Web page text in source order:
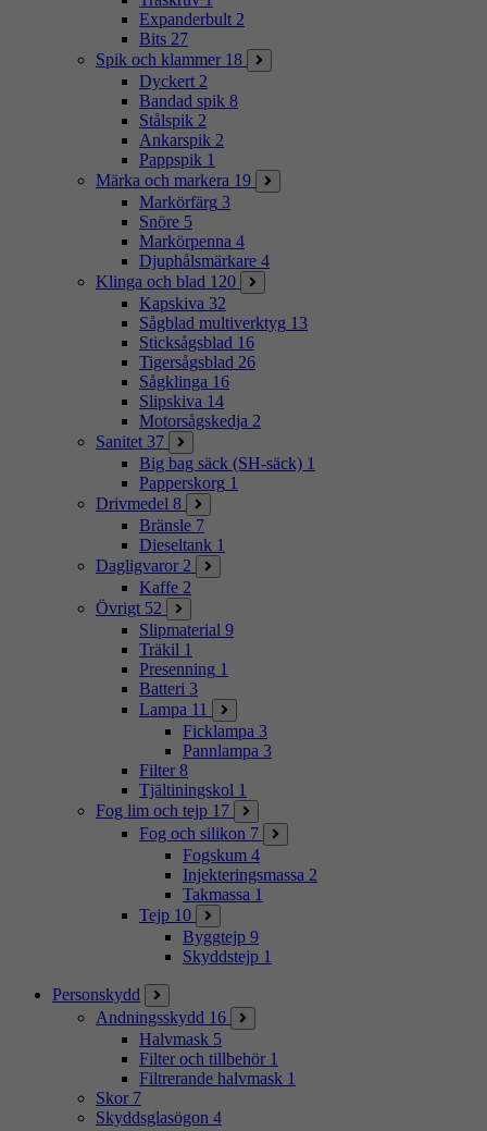
Expanderbult 2
Bits 27
Spik och klammer 18
Dyckert 2
Bandad spik 8
Stålspik 2
Ankarspik 2
Pappspik 1
Märka och markera 19
Markörfärg 3
Snöre 5
Markörpenna 4
Djuphålsmärkare 4
Klinga och blad 120
Kapskiva 32
Sågblad multiverktyg 13
Sticksågsblad 16
Tigersågsblad 26
Sågklinga 16
Slipskiva 14
Motorsågskedja 2
Sanitet 37
Big bag säck (SH-säck) 1
Papperskorg 1
Drivmedel 8
Bränsle 7
Dieseltank 1
Dagligvaror 2
Kaffe 2
Övrigt 52
Slipmaterial 9
Träkil 1
Presenning 1
Batteri 3
Lampa 11
Ficklampa 3
Pannlampa 3
Filter 8
Tjältiningskol 1
Fog lim och tejp 17
Fog och silikon 7
Fogskum 4
Injekteringsmassa 2
Takmassa 1
Tejp 10
Byggtejp 9
Skyddstejp 1
Personskydd
Andningsskydd 16
Halvmask 5
Filter och tillbehör 1
Filtrerande halvmask 1
Skor 7
Skyddsglasögon 4